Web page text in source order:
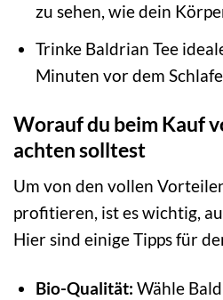
zu sehen, wie dein
Trinke Baldrian Tee
Minuten vor dem
Worauf du beim Kauf
achten solltest
Um von den vollen
profitieren, ist es wichtig,
Hier sind einige Tipps für
Bio-Qualität: Wähle